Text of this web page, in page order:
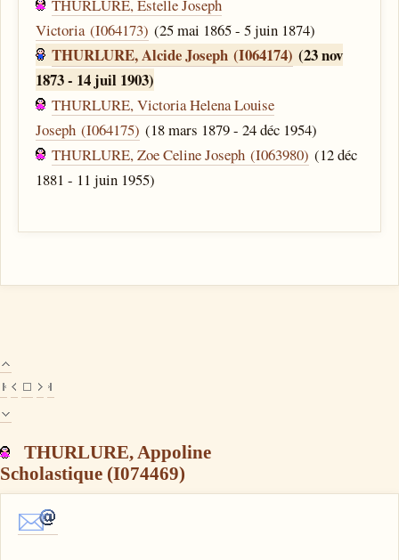
THURLURE, Estelle Joseph
Victoria (I064173) (25 mai 1865 - 5 juin 1874)
THURLURE, Alcide Joseph (I064174) (23 nov
1873 - 14 juil 1903)
THURLURE, Victoria Helena Louise
Joseph (I064175) (18 mars 1879 - 24 déc 1954)
THURLURE, Zoe Celine Joseph (I063980) (12 déc
1881 - 11 juin 1955)
THURLURE, Appoline
Scholastique (I074469)